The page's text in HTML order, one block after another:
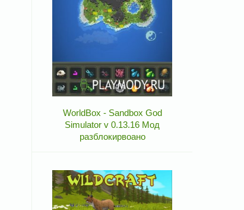
WorldBox - Sandbox God
Simulator v 0.13.16 Мод
разблокирвоано